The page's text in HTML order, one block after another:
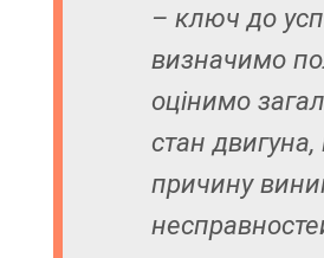
– ключ до
визначимо
оцінимо
стан
причину